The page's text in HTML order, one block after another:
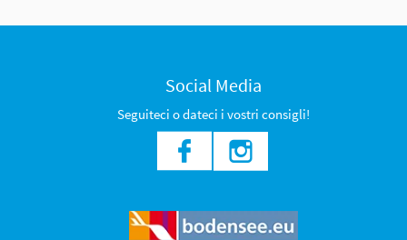
Social Media
Seguiteci o dateci i vostri consigli!